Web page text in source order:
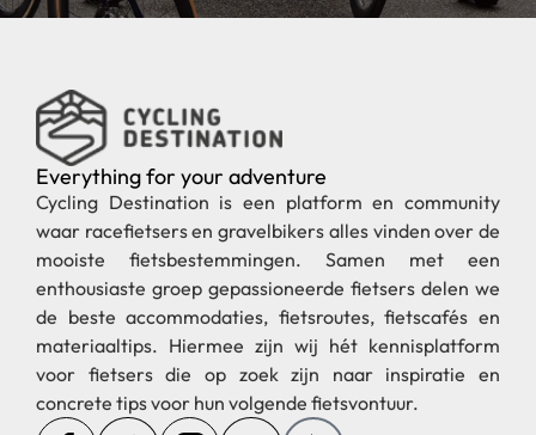
Everything for your adventure
Cycling Destination is een platform en community
waar racefietsers en gravelbikers alles vinden over de
mooiste fietsbestemmingen. Samen met een
enthousiaste groep gepassioneerde fietsers delen we
de beste accommodaties, fietsroutes, fietscafés en
materiaaltips. Hiermee zijn wij hét kennisplatform
voor fietsers die op zoek zijn naar inspiratie en
concrete tips voor hun volgende fietsvontuur.